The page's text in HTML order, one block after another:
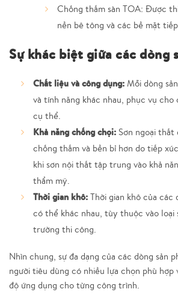
Chống thấm sàn TOA: Được
nền bê tông và các bề mặt
Sự khác biệt giữa các dòng
Chất liệu và công dụng: Mỗi dòng
và tính năng khác nhau, phục vụ cho
cụ thể.
Khả năng chống chọi: Sơn ngoại thất
chống thấm và bền bỉ hơn do tiếp
khi sơn nội thất tập trung vào khả
thẩm mỹ.
Thời gian khô: Thời gian khô của các
có thể khác nhau, tùy thuộc vào loại
trường thi công.
Nhìn chung, sự đa dạng của các dòng sản
người tiêu dùng có nhiều lựa chọn phù hợp
độ ứng dụng cho từng công trình.